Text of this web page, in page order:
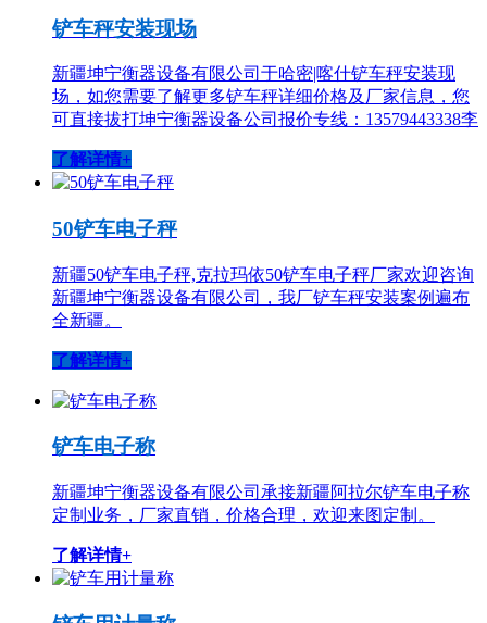
铲车秤安装现场
新疆坤宁衡器设备有限公司于哈密|喀什铲车秤安装现
场，如您需要了解更多铲车秤详细价格及厂家信息，您
可直接拔打坤宁衡器设备公司报价专线：13579443338李
了解详情+
50铲车电子秤
新疆50铲车电子秤,克拉玛依50铲车电子秤厂家欢迎咨询
新疆坤宁衡器设备有限公司，我厂铲车秤安装案例遍布
全新疆。
了解详情+
铲车电子称
新疆坤宁衡器设备有限公司承接新疆阿拉尔铲车电子称
定制业务，厂家直销，价格合理，欢迎来图定制。
了解详情+